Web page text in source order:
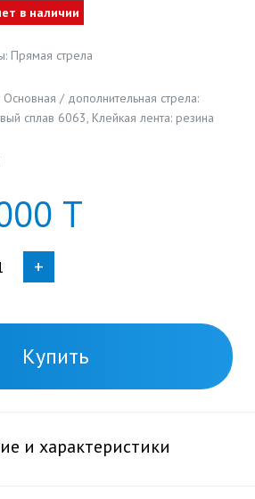
в наличии
Прямая стрела
/ дополнительная стрела:
сплав 6063, Клейкая лента: резина
Т
+
Купить
и характеристики